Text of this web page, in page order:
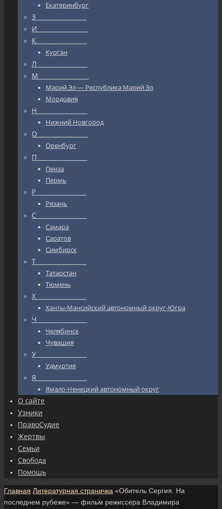
Екатеринбург
З_________________
И_________________
К_________________
Курган
Л_________________
М_________________
Марий Эл — Республика Марий Эл
Мордовия
Н_________________
Нижний Новгород
О_________________
Оренбург
П_________________
Пенза
Пермь
Р_________________
Рязань
С_________________
Самара
Саратов
Симбирск
Т_________________
Татарстан
Тюмень
Х_________________
Ханты-Мансийский автономный округ-Югра
Ч_________________
Челябинск
Чувашия
У_________________
Удмуртия
Я_________________
Ямало-Ненецкий автономный округ
О сайте
Узники
ПравоСудие
Жертвы
Семьи
Свобода
Помощь
Главная Литературная страничка «Обитель Сергия. На
последнем рубеже» — фильм режиссера Владимира